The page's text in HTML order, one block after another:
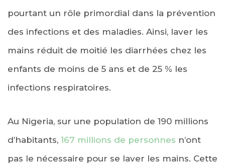
pourtant un rôle primordial dans la prévention
des infections et des maladies. Ainsi, laver les
mains réduit de moitié les diarrhées chez les
enfants de moins de 5 ans et de 25 % les
infections respiratoires.
Au Nigeria, sur une population de 190 millions
d’habitants, 167 millions de personnes n’ont
pas le nécessaire pour se laver les mains. Cette